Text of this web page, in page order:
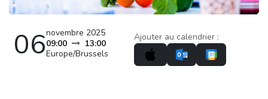
06novembre 2025
09:00
13:00
Europe/Brussels
Ajouter au calendrier :